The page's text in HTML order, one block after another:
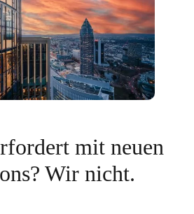
mit neuen
Wir nicht.